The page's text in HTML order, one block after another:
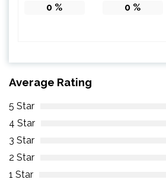
0 % 0 %
Average Rating
5 Star
4 Star
3 Star
2 Star
1 Star